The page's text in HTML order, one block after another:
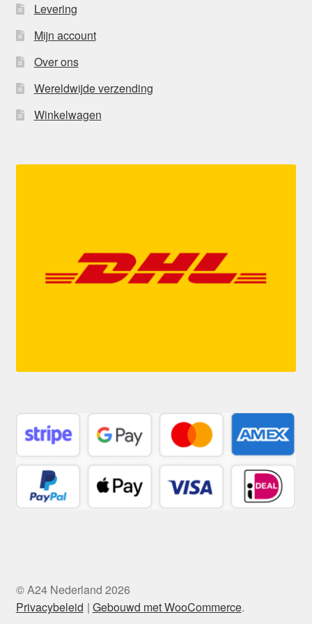
Levering
Mijn account
Over ons
Wereldwijde verzending
Winkelwagen
© A24 Nederland 2026
Privacybeleid
Gebouwd met WooCommerce.